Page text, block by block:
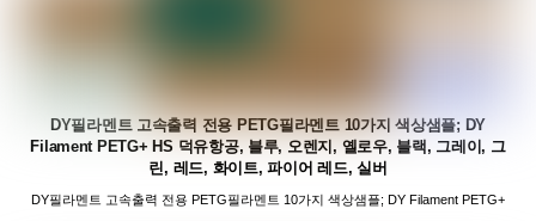
DY필라멘트 고속출력 전용 PETG필라멘트 10가지 색상샘플; DY
Filament PETG+ HS 덕유항공, 블루, 오렌지, 옐로우, 블랙, 그레이, 그
린, 레드, 화이트, 파이어 레드, 실버
DY필라멘트 고속출력 전용 PETG필라멘트 10가지 색상샘플; DY Filament PETG+